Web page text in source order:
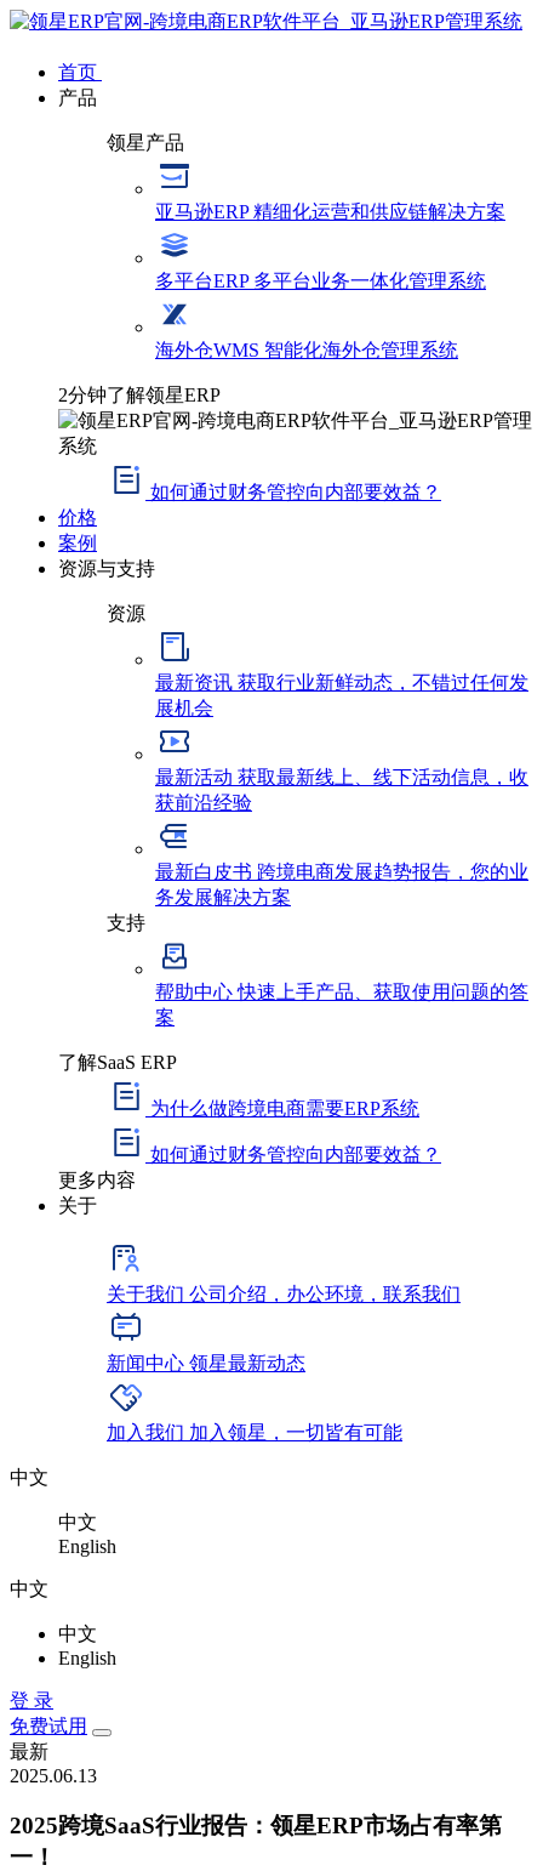
首页
产品
领星产品
亚马逊ERP精细化运营和供应链解决方案
多平台ERP 多平台业务一体化管理系统
海外仓WMS 智能化海外仓管理系统
2分钟了解领星ERP
如何通过财务管控向内部要效益？
价格
案例
资源与支持
资源
最新资讯 获取行业新鲜动态，不错过任何发
展机会
最新活动 获取最新线上、线下活动信息，收
获前沿经验
最新白皮书 跨境电商发展趋势报告，您的业
务发展解决方案
支持
帮助中心快速上手产品、获取使用问题的答
案
了解SaaS ERP
为什么做跨境电商需要ERP系统
如何通过财务管控向内部要效益？
更多内容
关于
关于我们 公司介绍，办公环境，联系我们
新闻中心 领星最新动态
加入我们 加入领星，一切皆有可能
中文
中文
English
中文
中文
English
登 录
免费试用
最新
2025.06.13
2025跨境SaaS行业报告：领星ERP市场占有率第
一！